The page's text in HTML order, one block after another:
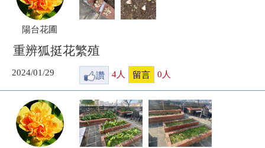
陽台花圃
重辨狐挺花繁殖
2024/01/29 讚 4人 留言 0 人